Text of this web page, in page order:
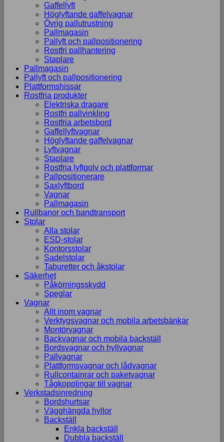
Gaffellyft
Höglyftande gaffelvagnar
Övrig pallutrustning
Pallmagasin
Pallyft och pallpositionering
Rostfri pallhantering
Staplare
Pallmagasin
Pallyft och pallpositionering
Plattformshissar
Rostfria produkter
Elektriska dragare
Rostfri pallvinkling
Rostfria arbetsbord
Gaffellyftvagnar
Höglyftande gaffelvagnar
Lyftvagnar
Staplare
Rostfria lyftgolv och plattformar
Pallpositionerare
Saxlyftbord
Vagnar
Pallmagasin
Rullbanor och bandtransport
Stolar
Alla stolar
ESD-stolar
Kontorsstolar
Sadelstolar
Taburetter och åkstolar
Säkerhet
Påkörningsskydd
Speglar
Vagnar
Allt inom vagnar
Verktygsvagnar och mobila arbetsbänkar
Montörvagnar
Backvagnar och mobila backställ
Bordsvagnar och hyllvagnar
Pallvagnar
Plattformsvagnar och lådvagnar
Rullcontainrar och paketvagnar
Tågkopplingar till vagnar
Verkstadsinredning
Bordshurtsar
Vägghängda hyllor
Backställ
Enkla backställ
Dubbla backställ